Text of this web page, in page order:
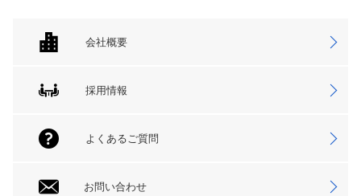
会社概要
採用情報
よくあるご質問
お問い合わせ